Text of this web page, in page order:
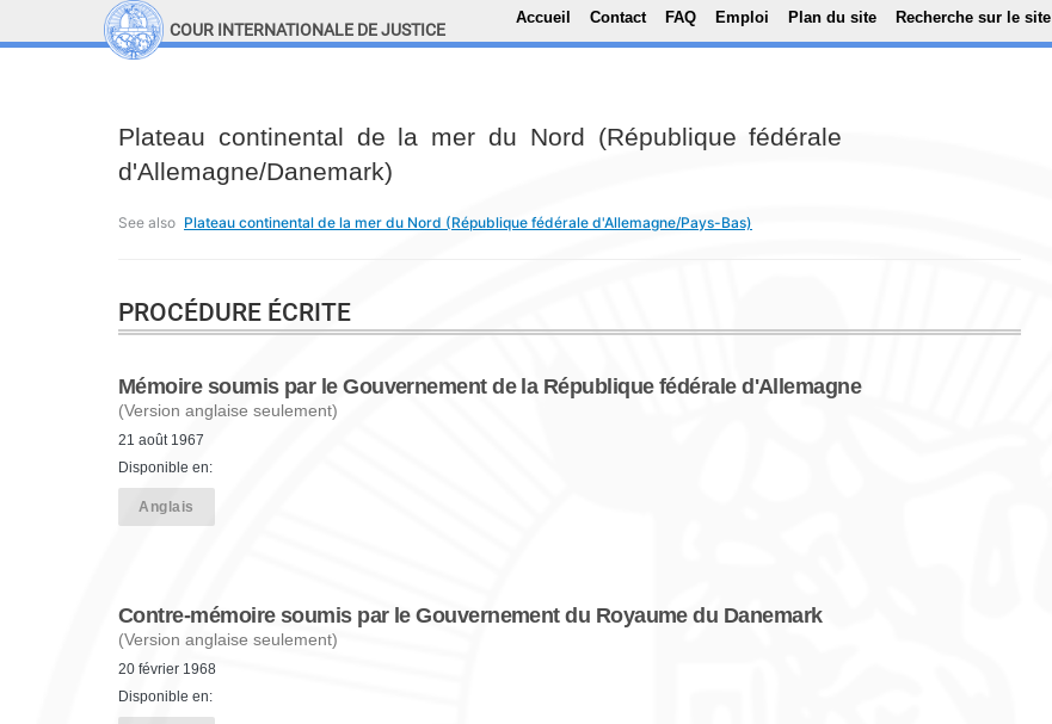
Aller au contenu principal
Top Menu
Accueil Contact FAQ Emploi Plan du site Recherche sur le site
COUR INTERNATIONALE DE JUSTICE
Plateau continental de la mer du Nord (République fédérale
d'Allemagne/Danemark)
See also Plateau continental de la mer du Nord (République fédérale d'Allemagne/Pays-Bas)
PROCÉDURE ÉCRITE
Mémoire soumis par le Gouvernement de la République fédérale d'Allemagne
(Version anglaise seulement)
21 août 1967
Disponible en:
Anglais
Contre-mémoire soumis par le Gouvernement du Royaume du Danemark
(Version anglaise seulement)
20 février 1968
Disponible en:
Top Menu